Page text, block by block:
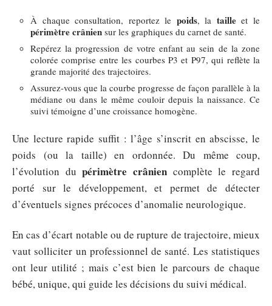
À chaque consultation, reportez le poids, la tailleet le
périmètre crânien sur les graphiques du carnet de santé.
Repérez la progression de votre enfant au sein de la zone
colorée comprise entre les courbes P3 et P97, qui reflète la
grande majorité des trajectoires.
Assurez-vous que la courbe progresse de façon parallèle à la
médiane ou dans le même couloir depuis la naissance. Ce
suivi témoigne d’une croissance homogène.
Une lecture rapide suffit : l’âge s’inscrit en abscisse, le
poids (ou la taille) en ordonnée. Du même coup,
l’évolution dupérimètre crânien complète le regard
porté sur le développement, et permet de détecter
d’éventuels signes précoces d’anomalie neurologique.
En cas d’écart notable ou de rupture de trajectoire, mieux
vaut solliciter un professionnel de santé. Les statistiques
ont leur utilité ; mais c’est bien le parcours de chaque
bébé, unique, qui guide les décisions du suivi médical.